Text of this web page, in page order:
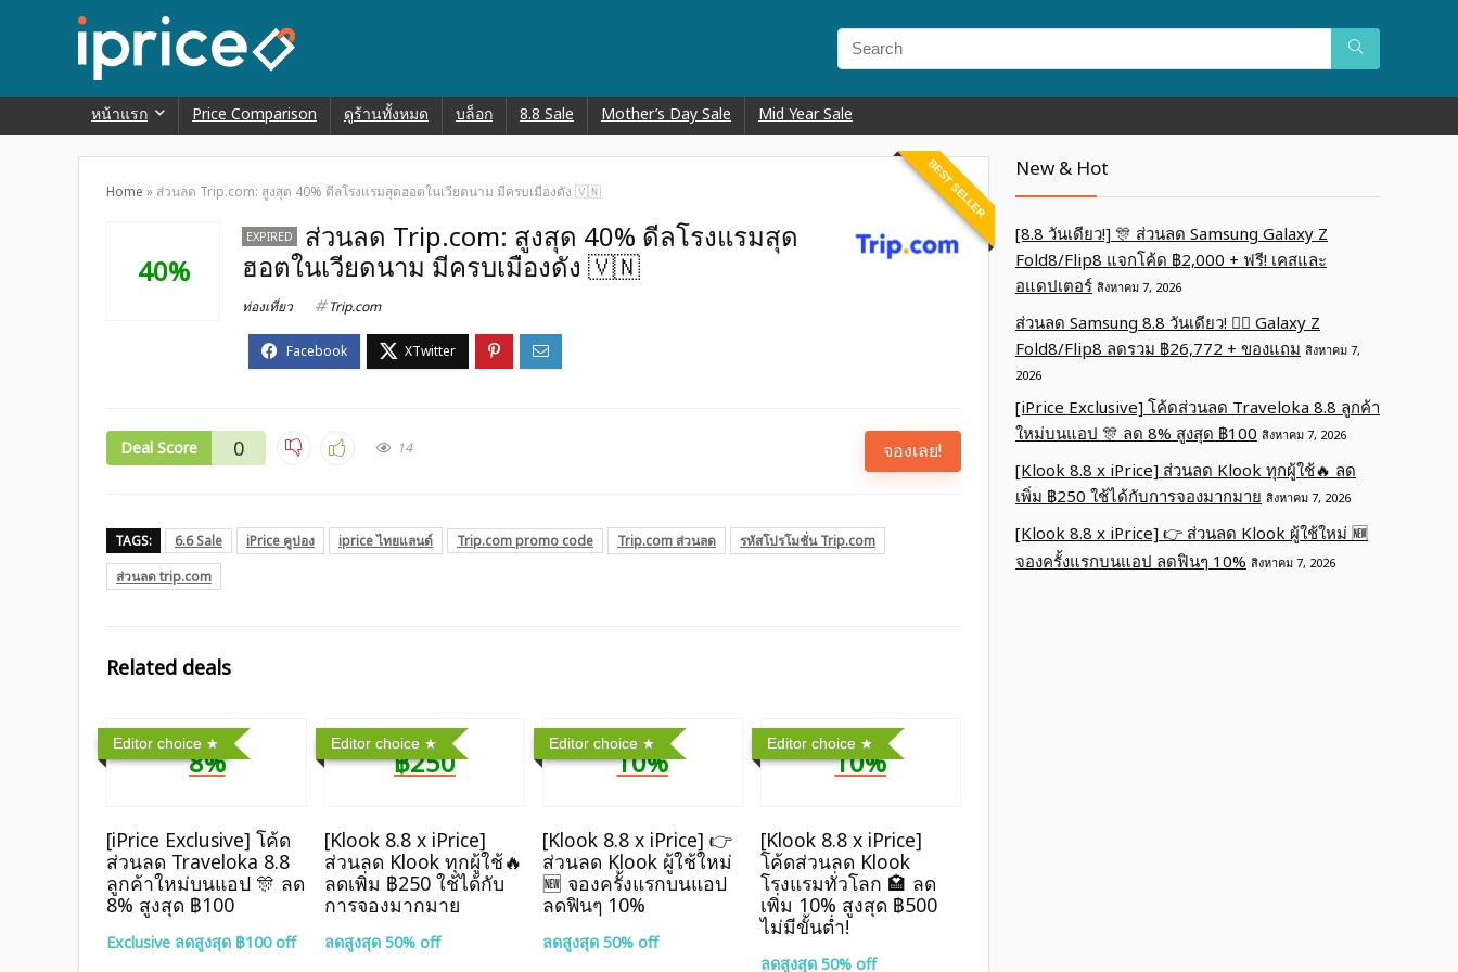
หน้าแรก Price Comparison ดูร้านทั้งหมด บล็อก 8.8 Sale Mother’s Day Sale Mid Year Sale
Home » ส่วนลด Trip.com: สูงสุด 40% ดีลโรงแรมสุดฮอตในเวียดนาม มีครบเมืองดัง 🇻🇳 BEST SELLER
40%
EXPIRED
ส่วนลด Trip.com: สูงสุด 40% ดีลโรงแรมสุด
ฮอตในเวียดนาม มีครบเมืองดัง 🇻🇳
ท่องเที่ยว Trip.com
Deal Score 0 14 จองเลย!
TAGS: 6.6 Sale iPrice คูปอง iprice ไทยแลนด์ Trip.com promo code Trip.com ส่วนลด
รหัสโปรโมชั่น Trip.com
ส่วนลด trip.com
Related deals
Editor choice
8%
[iPrice Exclusive] โค้ด
ส่วนลด Traveloka 8.8
ลูกค้าใหม่บนแอป 🎊 ลด
8% สูงสุด​ ฿100
Exclusive ลดสูงสุด ฿100 off
Editor choice
฿250
[Klook 8.8 x iPrice]
ส่วนลด Klook ทุกผู้ใช้🔥
ลดเพิ่ม ฿250 ใช้ได้กับ
การจองมากมาย
ลดสูงสุด 50% off
Editor choice
10%
[Klook 8.8 x iPrice] 👉
ส่วนลด Klook ผู้ใช้ใหม่
🆕 จองครั้งแรกบนแอป
ลดฟินๆ 10%
ลดสูงสุด 50% off
Editor choice
10%
[Klook 8.8 x iPrice]
โค้ดส่วนลด Klook
โรงแรมทั่วโลก 🏩 ลด
เพิ่ม 10% สูงสุด ฿500
ไม่มีขั้นต่ำ!
ลดสูงสุด 50% off
New & Hot
[8.8 วันเดียว!] 🎊 ส่วนลด Samsung Galaxy Z
Fold8/Flip8 แจกโค้ด ฿2,000 + ฟรี! เคสและ
อแดปเตอร์ สิงหาคม 7, 2026
ส่วนลด Samsung 8.8 วันเดียว! ❤️‍🔥 Galaxy Z
Fold8/Flip8 ลดรวม ฿26,772 + ของแถม สิงหาคม 7,
2026
[iPrice Exclusive] โค้ดส่วนลด Traveloka 8.8 ลูกค้า
ใหม่บนแอป 🎊 ลด 8% สูงสุด​ ฿100 สิงหาคม 7, 2026
[Klook 8.8 x iPrice] ส่วนลด Klook ทุกผู้ใช้🔥 ลด
เพิ่ม ฿250 ใช้ได้กับการจองมากมาย สิงหาคม 7, 2026
[Klook 8.8 x iPrice] 👉 ส่วนลด Klook ผู้ใช้ใหม่ 🆕
จองครั้งแรกบนแอป ลดฟินๆ 10% สิงหาคม 7, 2026